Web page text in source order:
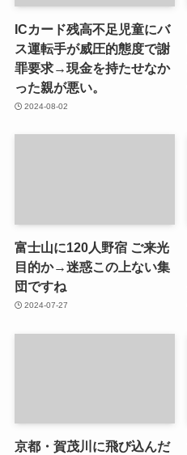
ICカード残高不足児童にバ
ス運転手が威圧的態度で謝
罪要求→現金を持たせなか
った親が悪い。
2024-08-02
富士山に120人野宿 ご来光
目的か→迷惑この上ない集
団ですね
2024-07-27
京都・賀茂川に飛び込んだ